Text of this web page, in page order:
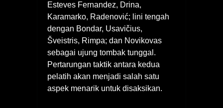
Esteves Fernandez, Drina,
Karamarko, Radenović; lini tengah
dengan Bondar, Usavičius,
Šveistris, Rimpa; dan Novikovas
sebagai ujung tombak tunggal.
Pertarungan taktik antara kedua
pelatih akan menjadi salah satu
aspek menarik untuk disaksikan.